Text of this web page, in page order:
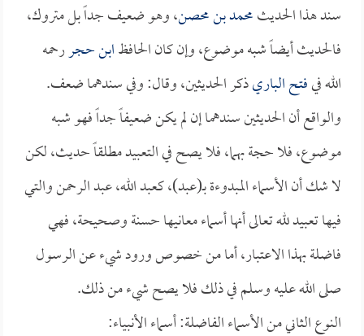
سند هذا الحديثمحمد بن محصن، وهو ضعيف جداً بل متروك،
فالحديث أيضاً شبه موضوع، وإن كان الحافظابن حجررحمه
الله فيفتح الباريذكر الحديثين، وقال: وفي سندهما ضعف.
والواقع أن الحديثين سندهما إن لم يكن ضعيفاً جداً فهو شبه
موضوع، فلا حجة بهما، فلا يصح في التعبيد مطلقاً حديث، لكن
لا شك أن الأسماء المبدوءة بـ(عبد)، كعبد الله، عبد الرحمن والتي
فيها تعبيد لله تعالى أنها أسماء معانيها حسنة وصحيحة، فهي
فاضلة بهذا الاعتبار، أما من خصوص ورود شيء عن الرسول
صلى الله عليه وسلم في ذلك فلا يصح شيء من ذلك.
النوع الثاني من الأسماء الفاضلة: أسماء الأنبياء: